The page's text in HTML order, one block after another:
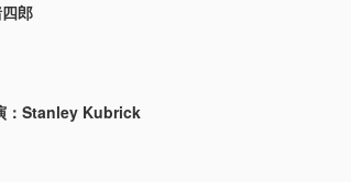
郎
：Stanley Kubrick